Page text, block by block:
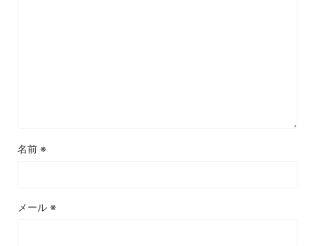
名前 ※
メール ※